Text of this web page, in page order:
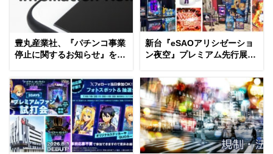
豊丸産業社、『パチンコ事業
停止に関するお知らせ』を発
を踏まえ、7月31日でP事業
停止
新台『eSAOアリシゼーショ
ン夜空』プレミアム先行展示
認店SNS投稿「デモ機/スタン
ドパネルetc…」まとめ